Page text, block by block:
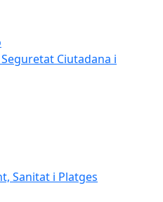
Ciutadana i
Sanitat i Platges